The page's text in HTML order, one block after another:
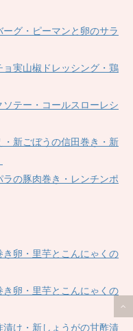
グ・ピーマンと卵のサラ
実山椒ドレッシング・鶏
テー・コールスローレシ
新ごぼうの信田巻き・新
の豚肉巻き・レンチンポ
卵・里芋とこんにゃくの
卵・里芋とこんにゃくの
け・新しょうがの甘酢漬